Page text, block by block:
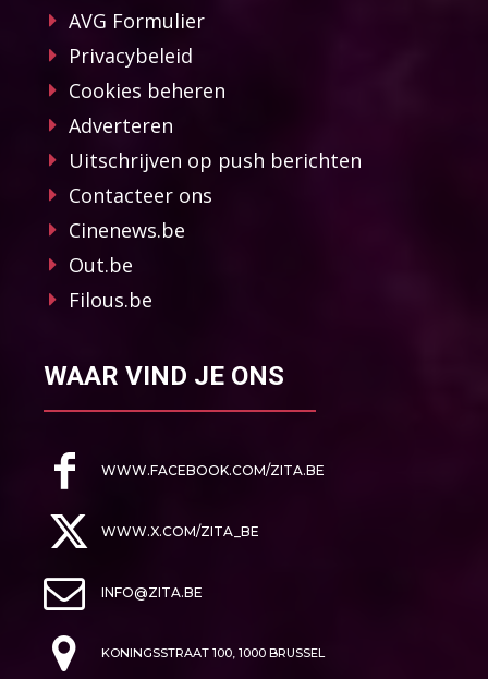
AVG Formulier
Privacybeleid
Cookies beheren
Adverteren
Uitschrijven op push berichten
Contacteer ons
Cinenews.be
Out.be
Filous.be
WAAR VIND JE ONS
WWW.FACEBOOK.COM/ZITA.BE
WWW.X.COM/ZITA_BE
INFO@ZITA.BE
KONINGSSTRAAT 100, 1000 BRUSSEL